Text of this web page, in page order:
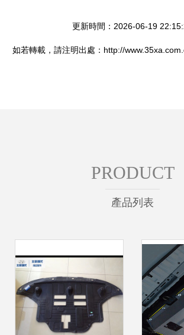
更新時間：2026-06-19
如若轉載，請注明出處：http://
PRODUCT
產品列表